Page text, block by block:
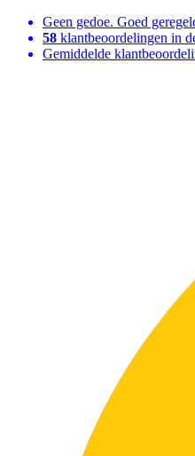
Geen gedoe. Goed
58 klantbeoordelingen in
Gemiddelde